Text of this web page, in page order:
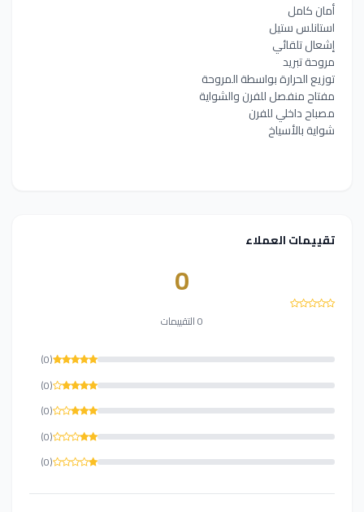
أمان كامل
استانلس ستيل
إشعال تلقائي
مروحة تبريد
توزيع الحرارة بواسطة المروحة
مفتاح منفصل للفرن والشواية
مصباح داخلي للفرن
شواية بالأسياخ
تقييمات العملاء
0
0 التقييمات
(0)
(0)
(0)
(0)
(0)